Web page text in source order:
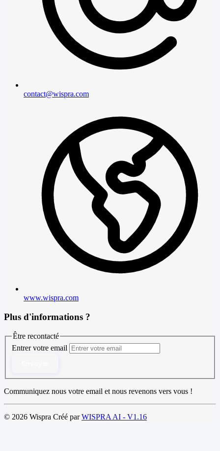
contact@wispra.com
www.wispra.com
Plus d'informations ?
Être recontacté
Entrer votre email
Communiquez nous votre email et nous revenons vers vous !
© 2026 Wispra Créé parWISPRA AI - V1.16